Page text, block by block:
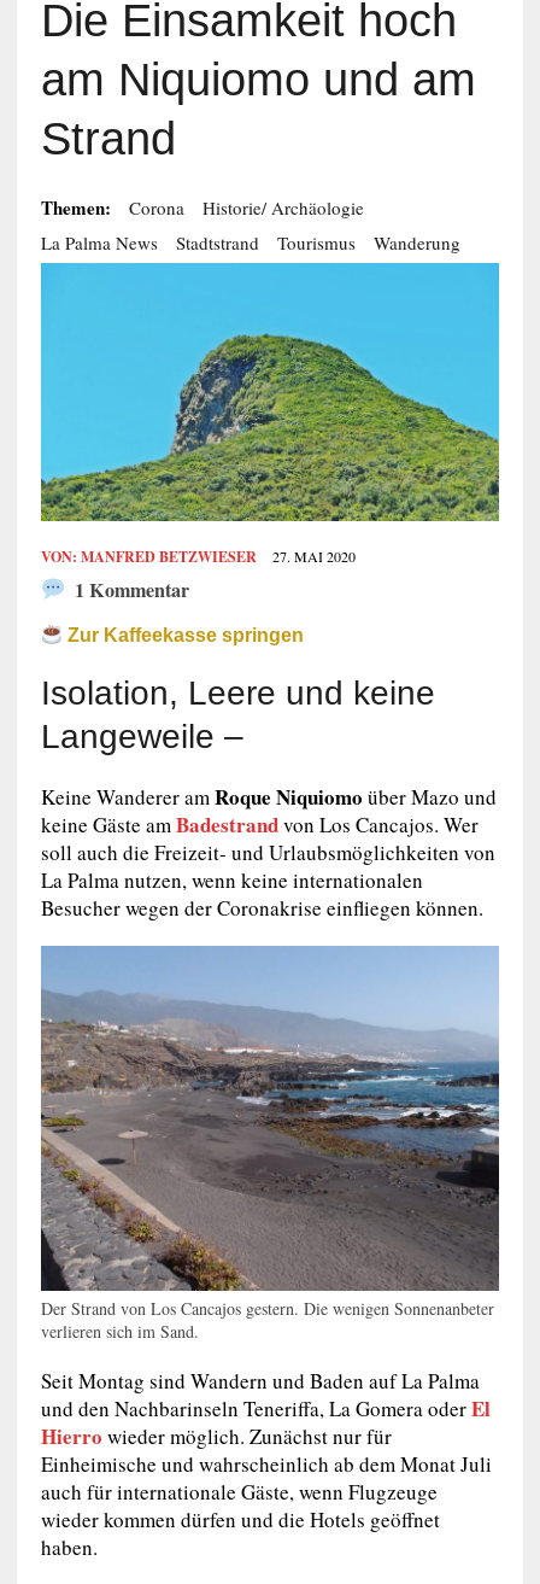
Die Einsamkeit hoch
am Niquiomo und am
Strand
Themen: Corona
Historie/ Archäologie
La Palma News
Stadtstrand Tourismus Wanderung
VON: MANFRED BETZWIESER 27. MAI 2020
1 Kommentar
Zur Kaffeekasse springen
Isolation, Leere und keine
Langeweile –
Keine Wanderer amRoque Niquiomo über Mazo und
keine Gäste amBadestrandvon Los Cancajos. Wer
soll auch die Freizeit- und Urlaubsmöglichkeiten von
La Palma nutzen, wenn keine internationalen
Besucher wegen der Coronakrise einfliegen können.
Der Strand von Los Cancajos gestern. Die wenigen Sonnenanbeter
verlieren sich im Sand.
Seit Montag sind Wandern und Baden auf La Palma
und den Nachbarinseln Teneriffa, La Gomera oderEl
Hierro wieder möglich. Zunächst nur für
Einheimische und wahrscheinlich ab dem Monat Juli
auch für internationale Gäste, wenn Flugzeuge
wieder kommen dürfen und die Hotels geöffnet
haben.